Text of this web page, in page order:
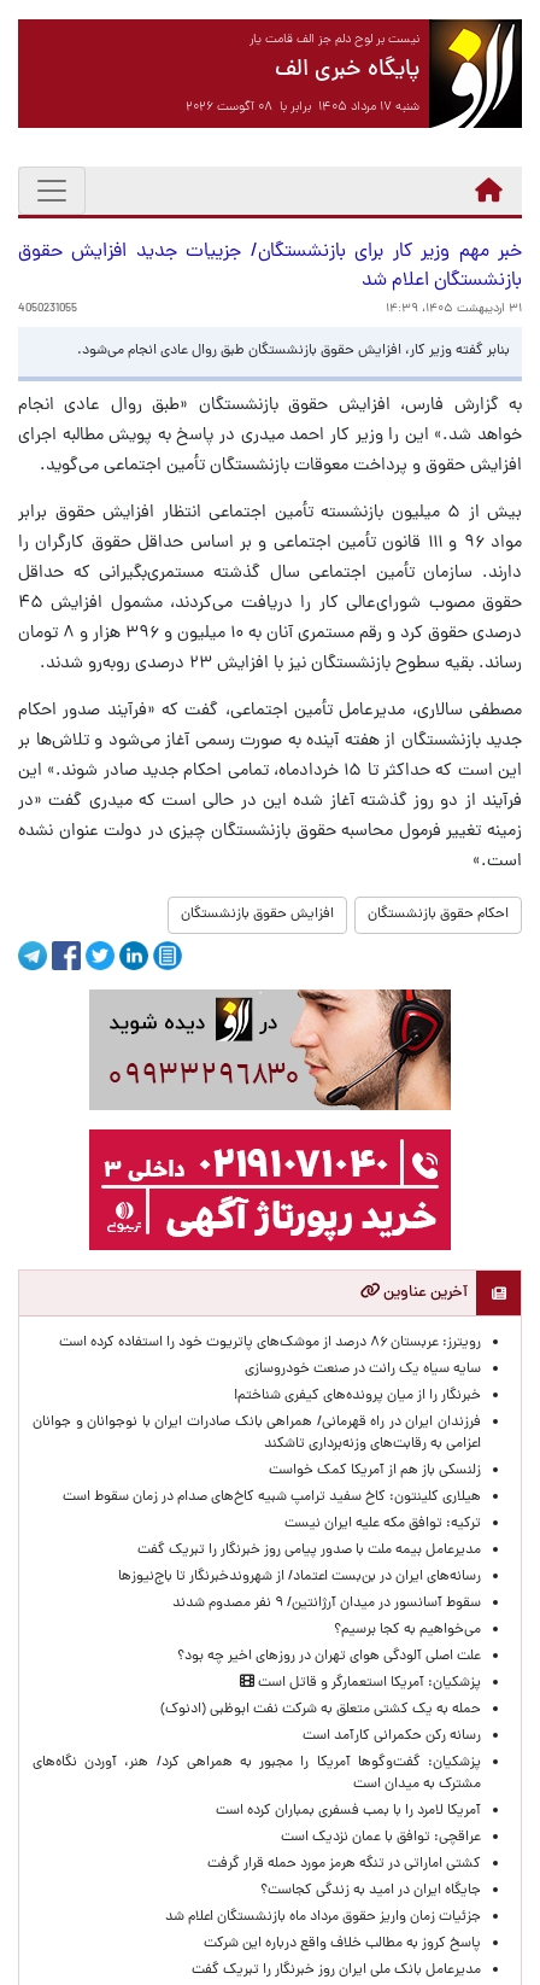
نیست بر لوح دلم جز الف قامت یار
پایگاه خبری الف
شنبه ۱۷ مرداد ۱۴۰۵ برابر با ۰۸ آگوست ۲۰۲۶
خبر مهم وزیر کار برای بازنشستگان/ جزییات جدید افزایش حقوق
بازنشستگان اعلام شد
۳۱ اردیبهشت ۱۴۰۵، ۱۴:۳۹ 4050231055
بنابر گفته وزیر کار، افزایش حقوق بازنشستگان طبق روال عادی انجام می‌شود.
به گزارش فارس، افزایش حقوق بازنشستگان «طبق روال عادی انجام
خواهد شد.» این را وزیر کار احمد میدری در پاسخ به پویش مطالبه اجرای
افزایش حقوق و پرداخت معوقات بازنشستگان تأمین اجتماعی می‌گوید.
بیش از ۵ میلیون بازنشسته تأمین اجتماعی انتظار افزایش حقوق برابر
مواد ۹۶ و ۱۱۱ قانون تأمین اجتماعی و بر اساس حداقل حقوق کارگران را
دارند. سازمان تأمین اجتماعی سال گذشته مستمری‌بگیرانی که حداقل
حقوق مصوب شورای‌عالی کار را دریافت می‌کردند، مشمول افزایش ۴۵
درصدی حقوق کرد و رقم مستمری آنان به ۱۰ میلیون و ۳۹۶ هزار و ۸ تومان
رساند. بقیه سطوح بازنشستگان نیز با افزایش ۲۳ درصدی روبه‌رو شدند.
مصطفی سالاری، مدیرعامل تأمین اجتماعی، گفت که «فرآیند صدور احکام
جدید بازنشستگان از هفته آینده به صورت رسمی آغاز می‌شود و تلاش‌ها بر
این است که حداکثر تا ۱۵ خردادماه، تمامی احکام جدید صادر شوند.» این
فرآیند از دو روز گذشته آغاز شده این در حالی است که میدری گفت «در
زمینه تغییر فرمول محاسبه حقوق بازنشستگان چیزی در دولت عنوان نشده
است.»
احکام حقوق بازنشستگان افزایش حقوق بازنشستگان
آخرین عناوین
رویترز: عربستان ۸۶ درصد از موشک‌های پاتریوت خود را استفاده کرده است
سایه سیاه یک رانت در صنعت خودروسازی
خبرنگار را از میان پرونده‌های کیفری شناختم!
​فرزندان ایران در راه قهرمانی/ همراهی بانک صادرات ایران با نوجوانان و جوانان
اعزامی به رقابت‌های وزنه‌برداری تاشکند
زلنسکی باز هم از آمریکا کمک خواست
هیلاری کلینتون: کاخ سفید ترامپ شبیه کاخ‌های صدام در زمان سقوط است
ترکیه: توافق مکه علیه ایران نیست
مدیرعامل بیمه ملت با صدور پیامی روز خبرنگار را تبریک گفت
رسانه‌های ایران در بن‌بست اعتماد/ از شهروندخبرنگار تا باج‌نیوزها
سقوط آسانسور در میدان آرژانتین/ ۹ نفر مصدوم شدند
می‌خواهیم به کجا برسیم؟
علت اصلی آلودگی هوای تهران در روزهای اخیر چه بود؟
پزشکیان: آمریکا استعمارگر و قاتل است
حمله به یک کشتی متعلق به شرکت نفت ابوظبی (ادنوک)
رسانه رکن حکمرانی کارآمد است
پزشکیان: گفت‌وگوها آمریکا را مجبور به همراهی کرد/ هنر، آوردن نگاه‌های
مشترک به میدان است
آمریکا لامرد را با بمب فسفری بمباران کرده است
عراقچی: توافق با عمان نزدیک است
کشتی اماراتی در تنگه هرمز مورد حمله قرار گرفت
جایگاه ایران در امید به زندگی کجاست؟
جزئیات زمان واریز حقوق مرداد ماه بازنشستگان اعلام شد
پاسخ کروز به مطالب خلاف واقع درباره این شرکت
مدیرعامل بانک ملی ایران روز خبرنگار را تبریک گفت